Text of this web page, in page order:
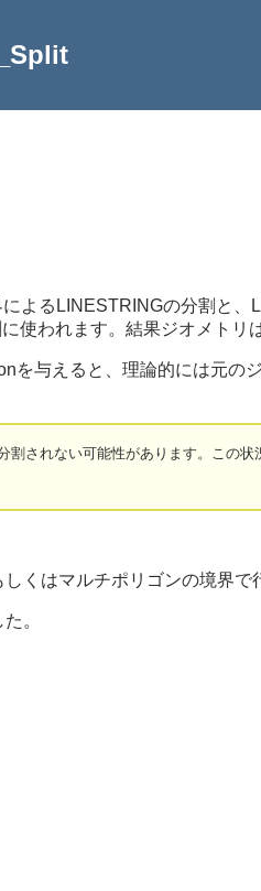
よるLINESTRINGの分割と
使われます。結果ジオメトリ
与えると、理論的には元の
割されない可能性があります。この
くはマルチポリゴンの境界で
。